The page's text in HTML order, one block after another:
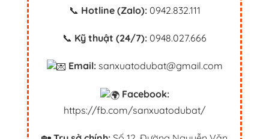
📞 Hotline (Zalo): 0942.832.111
📞 Kỹ thuật (24/7): 0948.027.666
Email: sanxuatodubat@gmail.com
Facebook:
https://fb.com/sanxuatodubat/